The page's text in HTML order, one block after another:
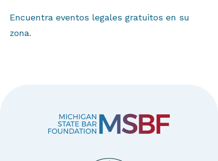
Encuentra eventos legales gratuitos en su
zona.